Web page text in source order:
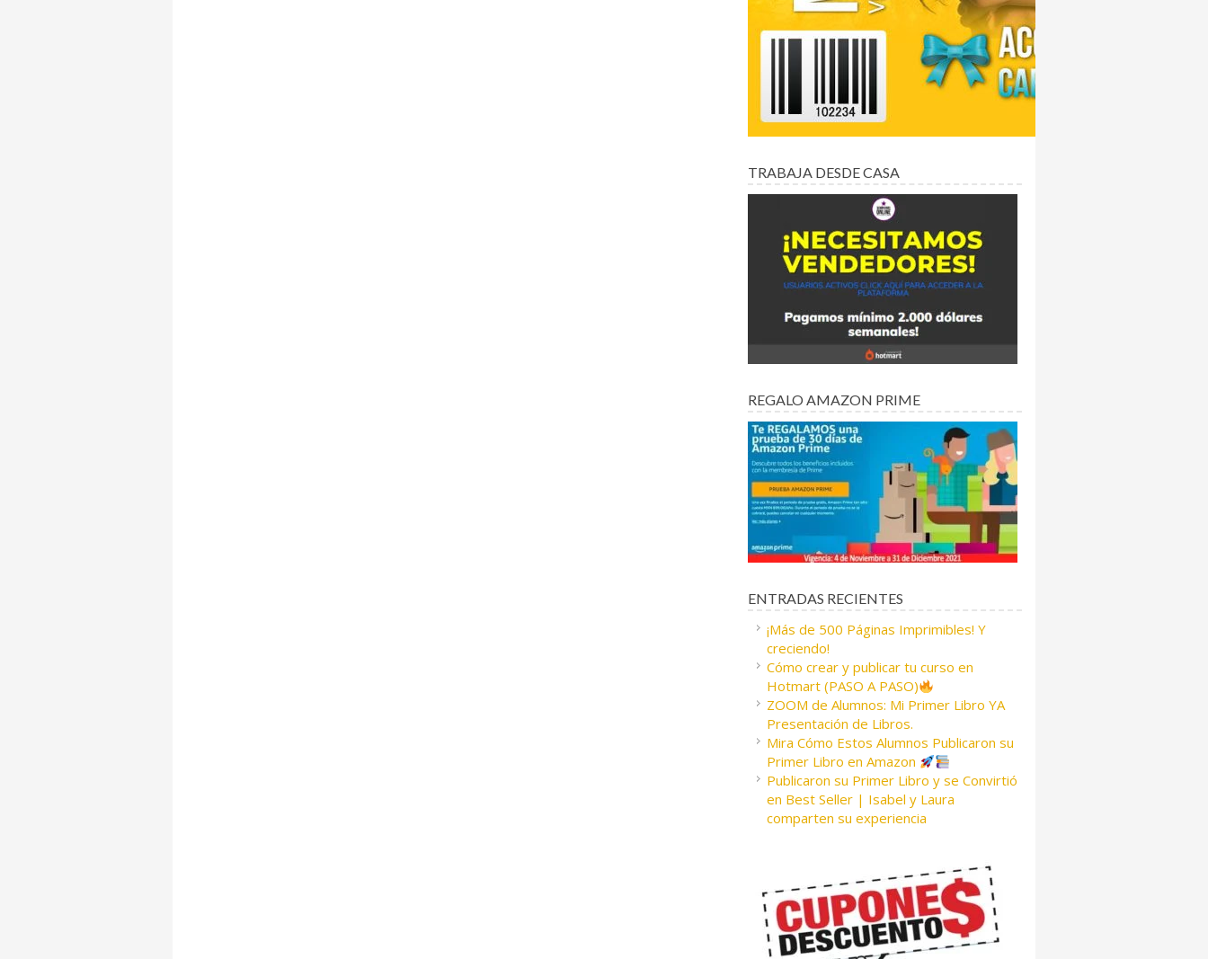
TRABAJA DESDE CASA
REGALO AMAZON PRIME
ENTRADAS RECIENTES
¡Más de 500 Páginas Imprimibles! Y
creciendo!
Cómo crear y publicar tu curso en
Hotmart (PASO A PASO)
ZOOM de Alumnos: Mi Primer Libro YA
Presentación de Libros.
Mira Cómo Estos Alumnos Publicaron su
Primer Libro en Amazon
Publicaron su Primer Libro y se Convirtió
en Best Seller | Isabel y Laura
comparten su experiencia